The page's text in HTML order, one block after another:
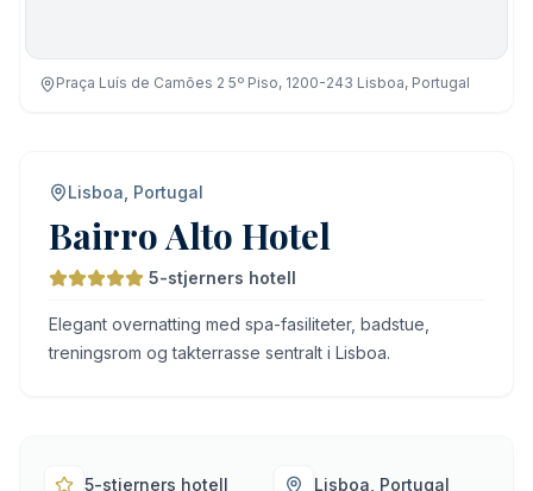
Lisboa, Portugal
Bairro Alto Hotel
5-stjerners hotell
Elegant overnatting med spa-fasiliteter, badstue,
treningsrom og takterrasse sentralt i Lisboa.
5-stjerners hotell Lisboa, Portugal
Praça Luís de Camões 2 5º Piso, 1200-243 Lisboa, Portugal